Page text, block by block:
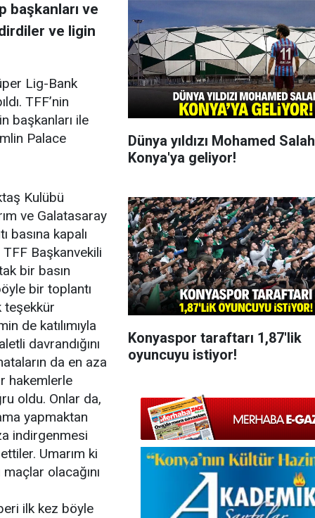
başkanları ve
ve ligin
Lig-Bank
TFF’nin
başkanları ile
Palace
Kulübü
ve Galatasaray
basına kapalı
Başkanvekili
bir basın
bir toplantı
teşekkür
de katılımıyla
davrandığını
da en aza
hakemlerle
oldu. Onlar da,
yapmaktan
indirgenmesi
Umarım ki
olacağını
ilk kez böyle
Dünya yıldızı Mohamed Salah
Konya'ya geliyor!
Konyaspor taraftarı 1,87'lik
oyuncuyu istiyor!